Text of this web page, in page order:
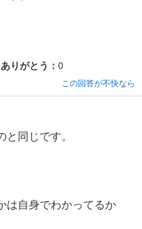
ありがとう： 0
この回答が不快なら
同じです。
は自身でわかってるか